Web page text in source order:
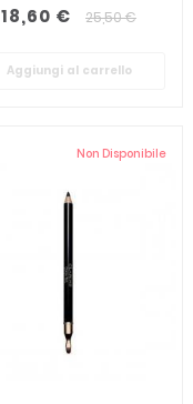
18,60 € 25,50 €
Aggiungi al carrello
Non Disponibile